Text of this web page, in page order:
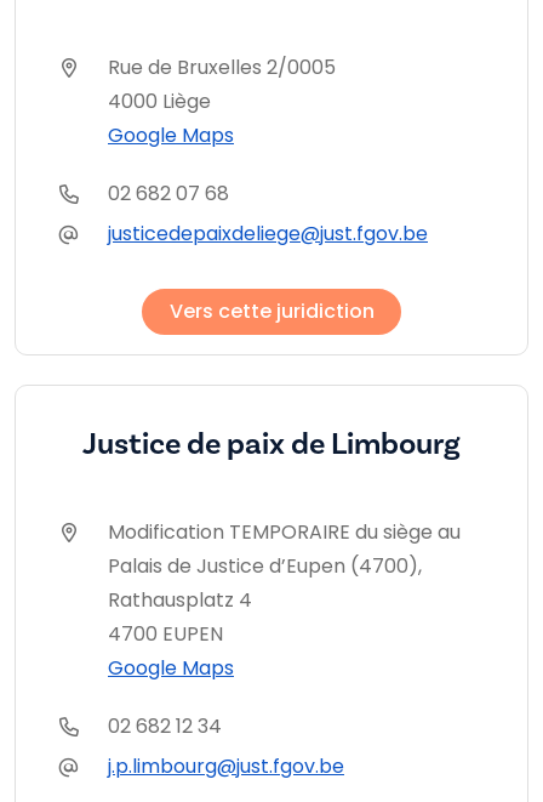
Rue de Bruxelles 2/0005
4000 Liège
Google Maps
02 682 07 68
justicedepaixdeliege@just.fgov.be
Vers cette juridiction
Justice de paix de Limbourg
Modification TEMPORAIRE du siège au
Palais de Justice d’Eupen (4700),
Rathausplatz 4
4700 EUPEN
Google Maps
02 682 12 34
j.p.limbourg@just.fgov.be